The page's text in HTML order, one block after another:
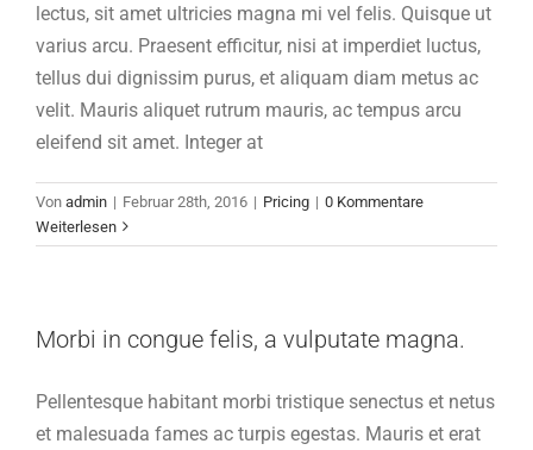
lectus, sit amet ultricies magna mi vel felis. Quisque ut
varius arcu. Praesent efficitur, nisi at imperdiet luctus,
tellus dui dignissim purus, et aliquam diam metus ac
velit. Mauris aliquet rutrum mauris, ac tempus arcu
eleifend sit amet. Integer at
Von admin | Februar 28th, 2016 | Pricing | 0 Kommentare
Weiterlesen
Morbi in congue felis, a vulputate magna.
Pellentesque habitant morbi tristique senectus et netus
et malesuada fames ac turpis egestas. Mauris et erat